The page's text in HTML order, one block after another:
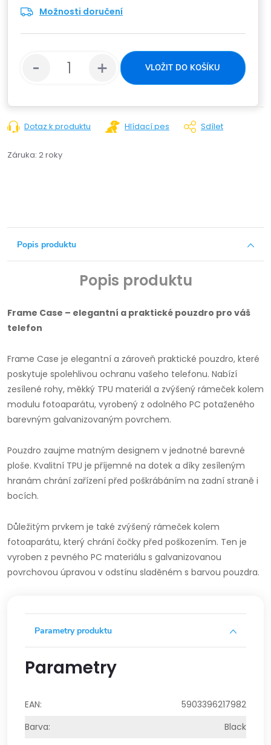
Možnosti doručení
VLOŽIT DO KOŠÍKU
Dotaz k produktu Hlídací pes Sdílet
Záruka: 2 roky
Popis produktu
Popis produktu
Frame Case – elegantní a praktické pouzdro pro váš
telefon
Frame Case je elegantní a zároveň praktické pouzdro, které
poskytuje spolehlivou ochranu vašeho telefonu. Nabízí
zesílené rohy, měkký TPU materiál a zvýšený rámeček kolem
modulu fotoaparátu, vyrobený z odolného PC potaženého
barevným galvanizovaným povrchem.
Pouzdro zaujme matným designem v jednotné barevné
ploše. Kvalitní TPU je příjemné na dotek a díky zesíleným
hranám chrání zařízení před poškrábáním na zadní straně i
bocích.
Důležitým prvkem je také zvýšený rámeček kolem
fotoaparátu, který chrání čočky před poškozením. Ten je
vyroben z pevného PC materiálu s galvanizovanou
povrchovou úpravou v odstínu sladěném s barvou pouzdra.
Parametry produktu
Parametry
EAN:
5903396217982
Barva:
Black